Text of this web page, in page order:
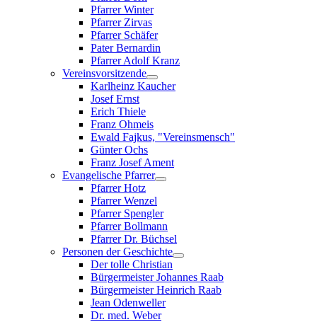
Pfarrer Winter
Pfarrer Zirvas
Pfarrer Schäfer
Pater Bernardin
Pfarrer Adolf Kranz
Vereinsvorsitzende
Karlheinz Kaucher
Josef Ernst
Erich Thiele
Franz Ohmeis
Ewald Fajkus, "Vereinsmensch"
Günter Ochs
Franz Josef Ament
Evangelische Pfarrer
Pfarrer Hotz
Pfarrer Wenzel
Pfarrer Spengler
Pfarrer Bollmann
Pfarrer Dr. Büchsel
Personen der Geschichte
Der tolle Christian
Bürgermeister Johannes Raab
Bürgermeister Heinrich Raab
Jean Odenweller
Dr. med. Weber